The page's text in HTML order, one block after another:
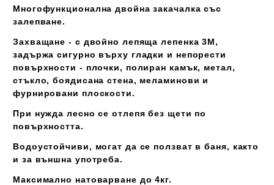
Многофункционална двойна закачалка със
залепване.
Захващане - с двойно лепяща лепенка 3М,
задържа сигурно върху гладки и непорести
повърхности - плочки, полиран камък, метал,
стъкло, боядисана стена, меламинови и
фурнировани плоскости.
При нужда лесно се отлепя без щети по
повърхността.
Водоустойчиви, могат да се ползват в баня, както
и за външна употреба.
Максимално натоварване до 4кг.